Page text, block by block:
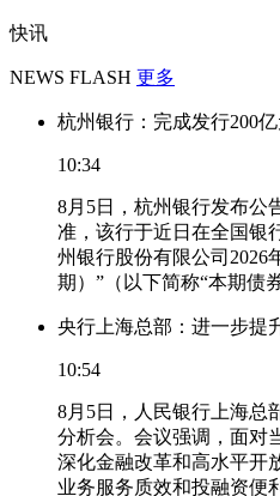
快讯
NEWS FLASH 更多
杭州银行：完成发行200
10:34
8月5日，杭州银行发布公
准，该行于近日在全国银
州银行股份有限公司2026
期）”（以下简称“本期债券
央行上海总部：进一步提
10:54
8月5日，人民银行上海总
分析会。会议强调，面对
深化金融改革和高水平开
业务服务质效和投融资便